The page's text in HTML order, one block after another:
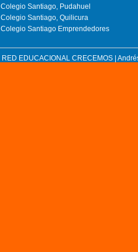
Colegio Santiago, Pudahuel
Colegio Santiago, Quilicura
Colegio Santiago Emprendedores
RED EDUCACIONAL CRECEMOS |